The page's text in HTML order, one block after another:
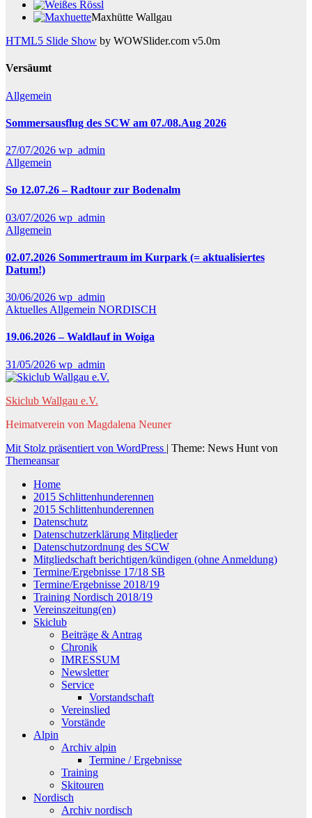
Maxhütte Wallgau
HTML5 Slide Show by WOWSlider.com v5.0m
Versäumt
Allgemein
Sommersausflug des SCW am 07./08.Aug 2026
27/07/2026 wp_admin
Allgemein
So 12.07.26 – Radtour zur Bodenalm
03/07/2026 wp_admin
Allgemein
02.07.2026 Sommertraum im Kurpark (= aktualisiertes
Datum!)
30/06/2026 wp_admin
Aktuelles Allgemein NORDISCH
19.06.2026 – Waldlauf in Woiga
31/05/2026 wp_admin
Skiclub Wallgau e.V.
Heimatverein von Magdalena Neuner
Mit Stolz präsentiert von WordPress | Theme: News Hunt von
Themeansar
Home
2015 Schlittenhunderennen
2015 Schlittenhunderennen
Datenschutz
Datenschutzerklärung Mitglieder
Datenschutzordnung des SCW
Mitgliedschaft berichtigen/kündigen (ohne Anmeldung)
Termine/Ergebnisse 17/18 SB
Termine/Ergebnisse 2018/19
Training Nordisch 2018/19
Vereinszeitung(en)
Skiclub
Beiträge & Antrag
Chronik
IMRESSUM
Newsletter
Service
Vorstandschaft
Vereinslied
Vorstände
Alpin
Archiv alpin
Termine / Ergebnisse
Training
Skitouren
Nordisch
Archiv nordisch